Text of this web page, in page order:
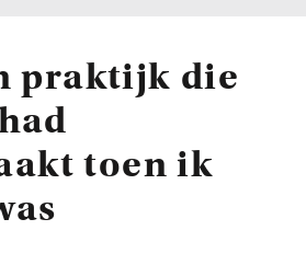
praktijk die
toen ik